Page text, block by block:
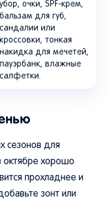
убор, очки, SPF-крем,
бальзам для губ,
сандалии или
кроссовки, тонкая
накидка для мечетей,
пауэрбанк, влажные
салфетки.
сезонов для
октябре хорошо
прохладнее и
зонт или